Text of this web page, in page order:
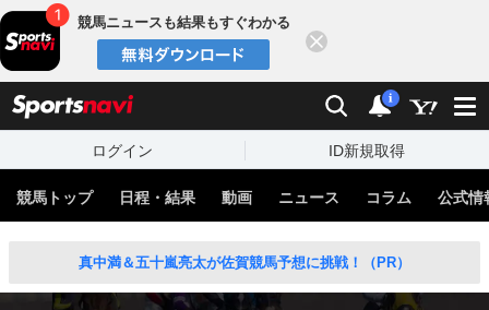
競馬ニュースも結果もすぐわかる
検索 通知
i
ログイン ID新規取得
競馬トップ 日程・結果 動画 ニュース コラム 公式情
真中満＆五十嵐亮太が佐賀競馬予想に挑戦！（PR）